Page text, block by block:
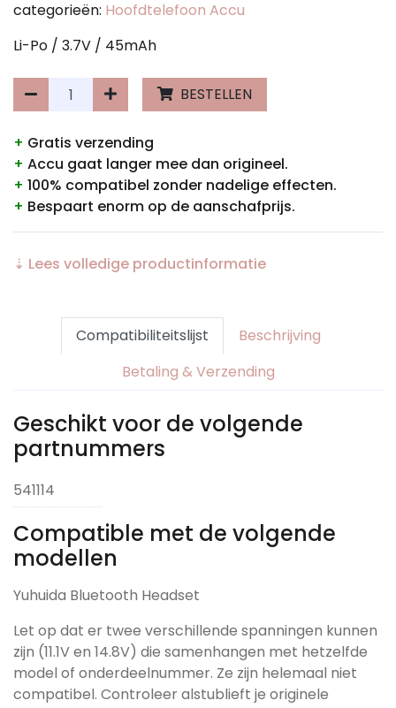
categorieën: Hoofdtelefoon Accu
Li-Po / 3.7V / 45mAh
BESTELLEN
+ Gratis verzending
+ Accu gaat langer mee dan origineel.
+ 100% compatibel zonder nadelige effecten.
+ Bespaart enorm op de aanschafprijs.
⇣ Lees volledige productinformatie
Compatibiliteitslijst
Beschrijving
Betaling & Verzending
Geschikt voor de volgende
partnummers
541114
Compatible met de volgende
modellen
Yuhuida Bluetooth Headset
Let op dat er twee verschillende spanningen kunnen
zijn (11.1V en 14.8V) die samenhangen met hetzelfde
model of onderdeelnummer. Ze zijn helemaal niet
compatibel. Controleer alstublieft je originele